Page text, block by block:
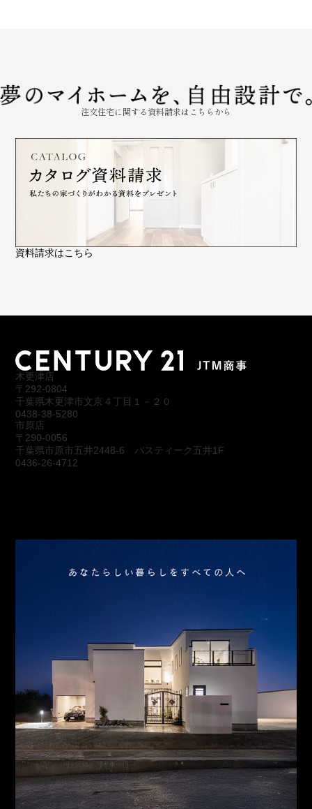
注文住宅に関する資料請求はこちらから
資料請求はこちら
木更津店
〒292-0804
千葉県木更津市文京４丁目１－２０
0438-38-5280
市原店
〒290-0056
千葉県市原市五井2448-6 パスティーク五井1F
0436-26-4712